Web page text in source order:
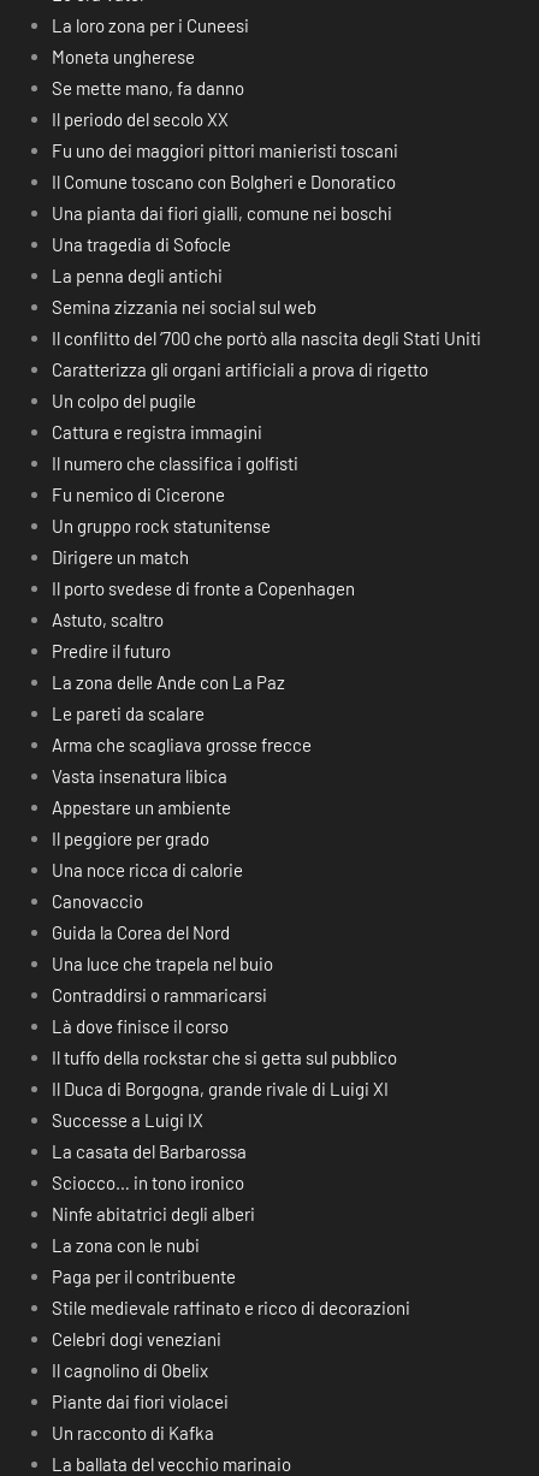
La loro zona per i Cuneesi
Moneta ungherese
Se mette mano, fa danno
Il periodo del secolo XX
Fu uno dei maggiori pittori manieristi toscani
Il Comune toscano con Bolgheri e Donoratico
Una pianta dai fiori gialli, comune nei boschi
Una tragedia di Sofocle
La penna degli antichi
Semina zizzania nei social sul web
Il conflitto del ‘700 che portò alla nascita degli Stati Uniti
Caratterizza gli organi artificiali a prova di rigetto
Un colpo del pugile
Cattura e registra immagini
Il numero che classifica i golfisti
Fu nemico di Cicerone
Un gruppo rock statunitense
Dirigere un match
Il porto svedese di fronte a Copenhagen
Astuto, scaltro
Predire il futuro
La zona delle Ande con La Paz
Le pareti da scalare
Arma che scagliava grosse frecce
Vasta insenatura libica
Appestare un ambiente
Il peggiore per grado
Una noce ricca di calorie
Canovaccio
Guida la Corea del Nord
Una luce che trapela nel buio
Contraddirsi o rammaricarsi
Là dove finisce il corso
Il tuffo della rockstar che si getta sul pubblico
Il Duca di Borgogna, grande rivale di Luigi XI
Successe a Luigi IX
La casata del Barbarossa
Sciocco… in tono ironico
Ninfe abitatrici degli alberi
La zona con le nubi
Paga per il contribuente
Stile medievale raffinato e ricco di decorazioni
Celebri dogi veneziani
Il cagnolino di Obelix
Piante dai fiori violacei
Un racconto di Kafka
La ballata del vecchio marinaio